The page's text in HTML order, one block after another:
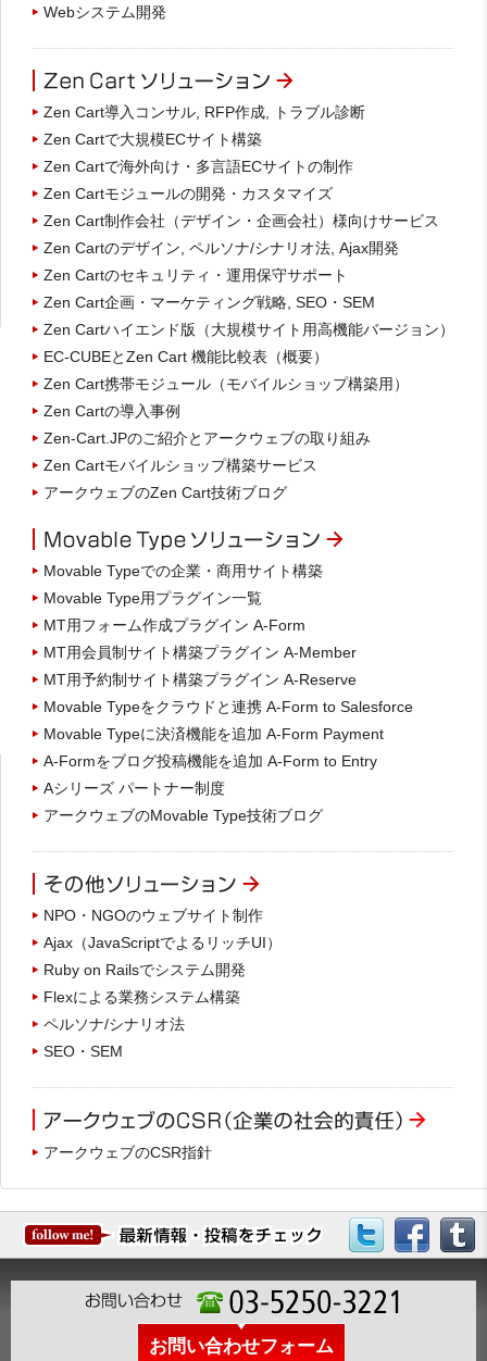
Webシステム開発
Zen Cart導入コンサル, RFP作成, トラブル診断
Zen Cartで大規模ECサイト構築
Zen Cartで海外向け・多言語ECサイトの制作
Zen Cartモジュールの開発・カスタマイズ
Zen Cart制作会社（デザイン・企画会社）様向けサービス
Zen Cartのデザイン, ペルソナ/シナリオ法, Ajax開発
Zen Cartのセキュリティ・運用保守サポート
Zen Cart企画・マーケティング戦略, SEO・SEM
Zen Cartハイエンド版（大規模サイト用高機能バージョン）
EC-CUBEとZen Cart 機能比較表（概要）
Zen Cart携帯モジュール（モバイルショップ構築用）
Zen Cartの導入事例
Zen-Cart.JPのご紹介とアークウェブの取り組み
Zen Cartモバイルショップ構築サービス
アークウェブのZen Cart技術ブログ
Movable Typeでの企業・商用サイト構築
Movable Type用プラグイン一覧
MT用フォーム作成プラグイン A-Form
MT用会員制サイト構築プラグイン A-Member
MT用予約制サイト構築プラグイン A-Reserve
Movable Typeをクラウドと連携 A-Form to Salesforce
Movable Typeに決済機能を追加 A-Form Payment
A-Formをブログ投稿機能を追加 A-Form to Entry
Aシリーズ パートナー制度
アークウェブのMovable Type技術ブログ
NPO・NGOのウェブサイト制作
Ajax（JavaScriptでよるリッチUI）
Ruby on Railsでシステム開発
Flexによる業務システム構築
ペルソナ/シナリオ法
SEO・SEM
アークウェブのCSR指針
お問い合わせフォーム